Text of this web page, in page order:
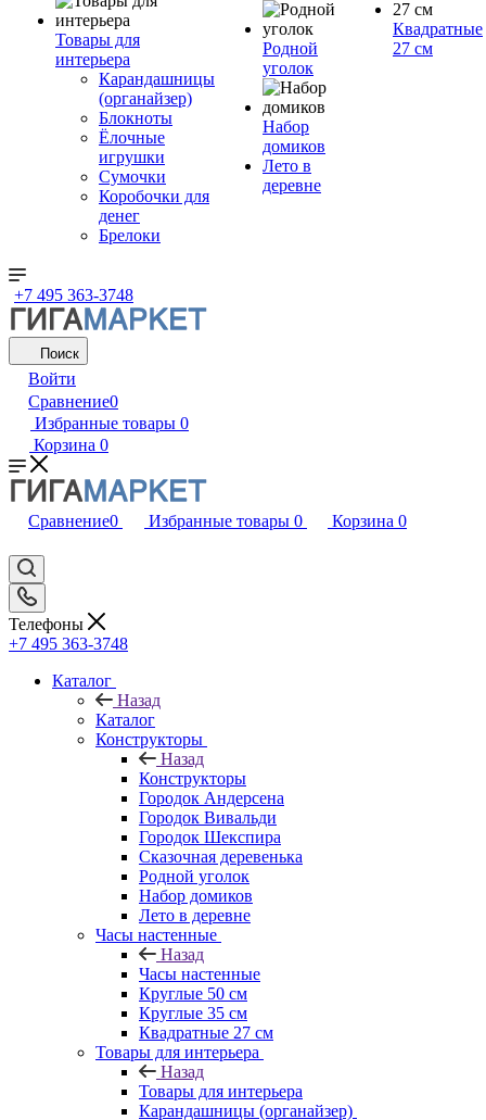
Товары для
интерьера
Карандашницы
(органайзер)
Блокноты
Ёлочные
игрушки
Сумочки
Коробочки для
денег
Брелоки
Родной
уголок
Набор
домиков
Лето в
деревне
Квадратные
27 см
+7 495 363-3748
Поиск
Войти
Сравнение0
Избранные товары 0
Корзина 0
Сравнение0 Избранные товары 0 Корзина 0
Телефоны
+7 495 363-3748
Каталог
Назад
Каталог
Конструкторы
Назад
Конструкторы
Городок Андерсена
Городок Вивальди
Городок Шекспира
Сказочная деревенька
Родной уголок
Набор домиков
Лето в деревне
Часы настенные
Назад
Часы настенные
Круглые 50 см
Круглые 35 см
Квадратные 27 см
Товары для интерьера
Назад
Товары для интерьера
Карандашницы (органайзер)